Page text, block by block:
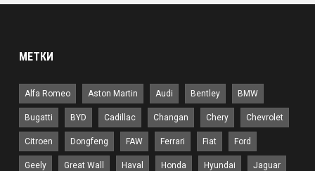
МЕТКИ
Alfa Romeo Aston Martin Audi Bentley BMW
Bugatti BYD Cadillac Changan Chery Chevrolet
Citroen Dongfeng FAW Ferrari Fiat Ford
Geely Great Wall Haval Honda Hyundai Jaguar